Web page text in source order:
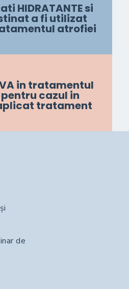
HIDRATANTE si
a fi utilizat
atrofiei
in tratamentul
cazul in
tratament
de